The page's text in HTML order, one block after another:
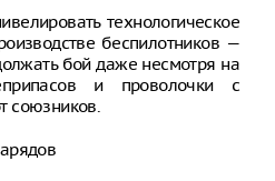
технологическое
беспилотников —
бой даже несмотря на
и проволочки с
союзников.